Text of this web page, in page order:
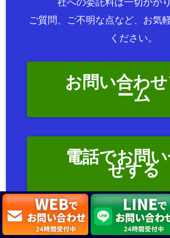
社への委託料は一切かか
ご質問、ご不明な点など、お気
ください。
お問い合わ
ーム
電話でお問
せする
LINEでお問